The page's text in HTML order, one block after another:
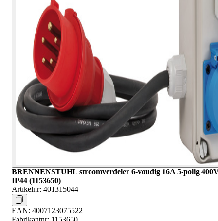
BRENNENSTUHL stroomverdeler 6-voudig 16A 5-polig
IP44 (1153650)
Artikelnr: 401315044
EAN: 4007123075522
Fabrikantnr: 1153650